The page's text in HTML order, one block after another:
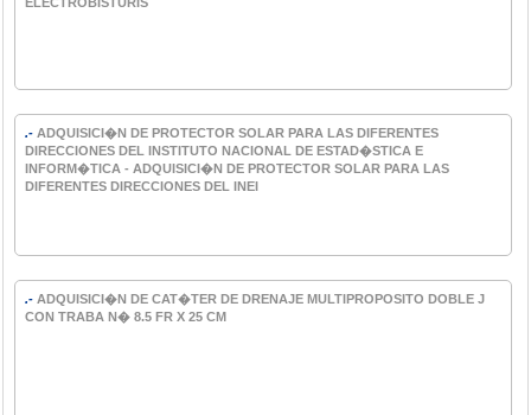
.- ADQUISICI�N DE PROTECTOR SOLAR PARA LAS DIFERENTES
DIRECCIONES DEL INSTITUTO NACIONAL DE ESTAD�STICA E
INFORM�TICA - ADQUISICI�N DE PROTECTOR SOLAR PARA LAS
DIFERENTES DIRECCIONES DEL INEI
.- ADQUISICI�N DE CAT�TER DE DRENAJE MULTIPROPOSITO DOBLE J
CON TRABA N� 8.5 FR X 25 CM